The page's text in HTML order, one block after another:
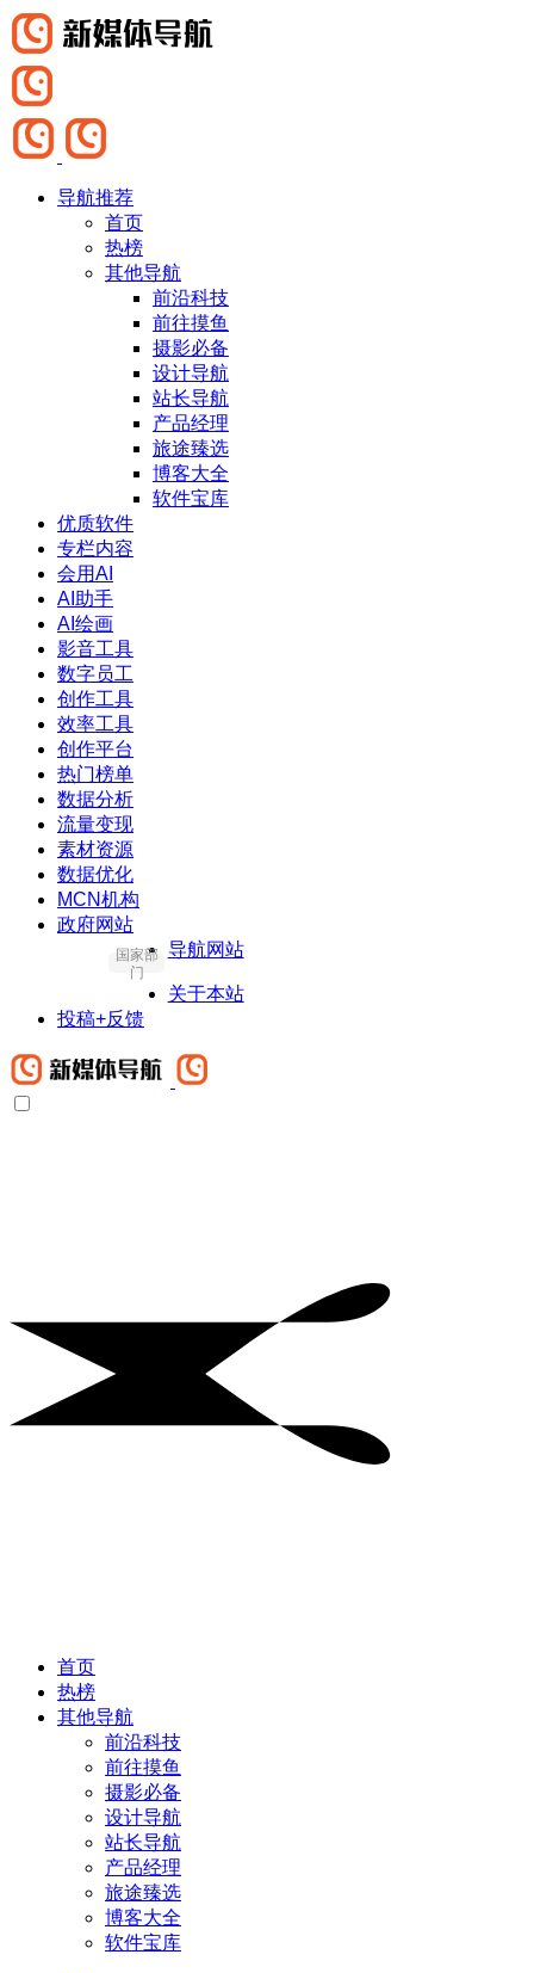
导航推荐
首页
热榜
其他导航
前沿科技
前往摸鱼
摄影必备
设计导航
站长导航
产品经理
旅途臻选
博客大全
软件宝库
优质软件
专栏内容
会用AI
AI助手
AI绘画
影音工具
数字员工
创作工具
效率工具
创作平台
热门榜单
数据分析
流量变现
素材资源
数据优化
MCN机构
政府网站
国家部
门
导航网站
关于本站
投稿+反馈
首页
热榜
其他导航
前沿科技
前往摸鱼
摄影必备
设计导航
站长导航
产品经理
旅途臻选
博客大全
软件宝库